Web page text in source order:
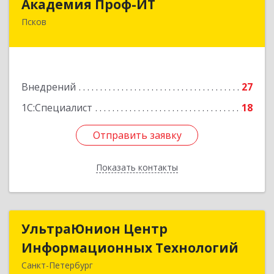
Академия Проф-ИТ
Псков
Внедрений
27
1С:Специалист
18
Отправить заявку
Показать контакты
180004, Псковская обл, Псков г, Металлистов
Отправить заявку
Назад
УльтраЮнион Центр
Информационных Технологий
Санкт-Петербург
УльтраЮнион Центр
Информационных Технологий